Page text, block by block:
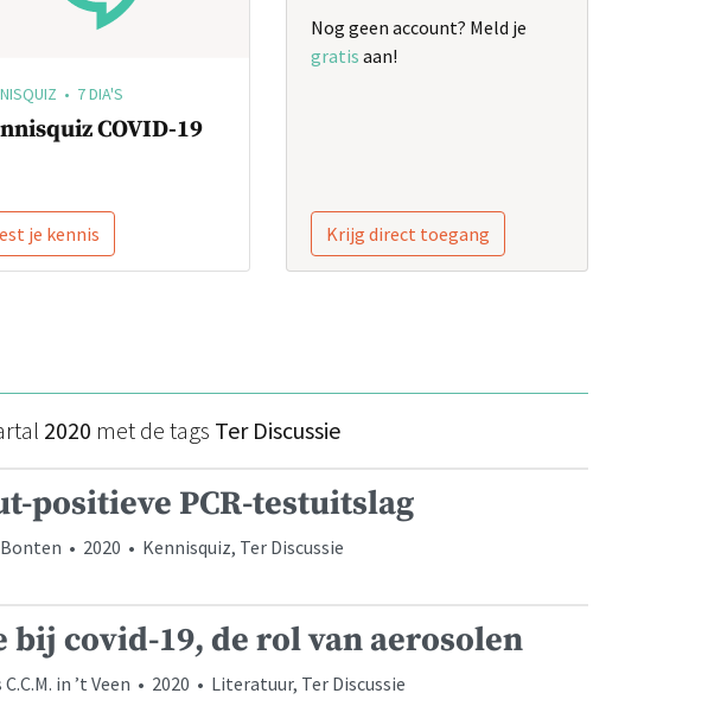
• 7 DIA'S
COVID-19
je kennis
Nog geen account? Meld je
gratis aan!
Krijg direct toegang
2020 met de tags Ter Discussie
positieve PCR-testuitslag
• 2020 • Kennisquiz, Ter Discussie
covid-19, de rol van aerosolen
in ’t Veen • 2020 • Literatuur, Ter Discussie